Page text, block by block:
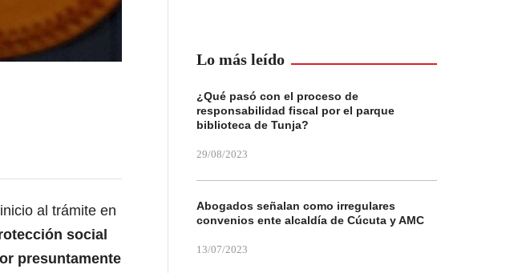
al trámite en
social
presuntamente
Lo más leído
¿Qué pasó con el proceso de
responsabilidad fiscal por el parque
biblioteca de Tunja?
29/08/2023
Abogados señalan como irregulares
convenios ente alcaldía de Cúcuta y AMC
13/07/2023